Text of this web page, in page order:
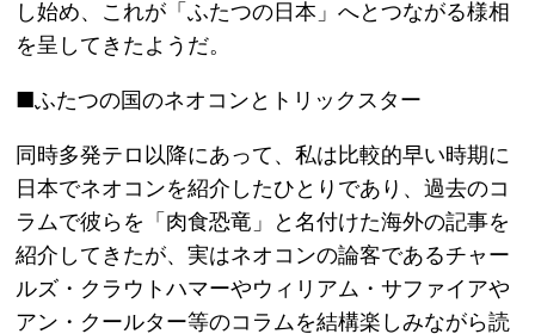
し始め、これが「ふたつの日本」へとつながる様相
を呈してきたようだ。
■ふたつの国のネオコンとトリックスター
同時多発テロ以降にあって、私は比較的早い時期に
日本でネオコンを紹介したひとりであり、過去のコ
ラムで彼らを「肉食恐竜」と名付けた海外の記事を
紹介してきたが、実はネオコンの論客であるチャー
ルズ・クラウトハマーやウィリアム・サファイアや
アン・クールター等のコラムを結構楽しみながら読